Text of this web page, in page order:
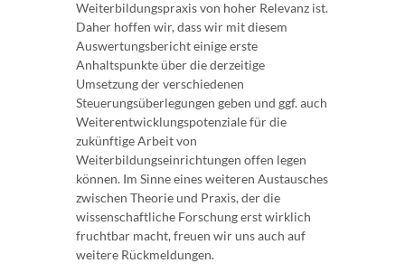
Weiterbildungspraxis von hoher Relevanz ist.
Daher hoffen wir, dass wir mit diesem
Auswertungsbericht einige erste
Anhaltspunkte über die derzeitige
Umsetzung der verschiedenen
Steuerungsüberlegungen geben und ggf. auch
Weiterentwicklungspotenziale für die
zukünftige Arbeit von
Weiterbildungseinrichtungen offen legen
können. Im Sinne eines weiteren Austausches
zwischen Theorie und Praxis, der die
wissenschaftliche Forschung erst wirklich
fruchtbar macht, freuen wir uns auch auf
weitere Rückmeldungen.